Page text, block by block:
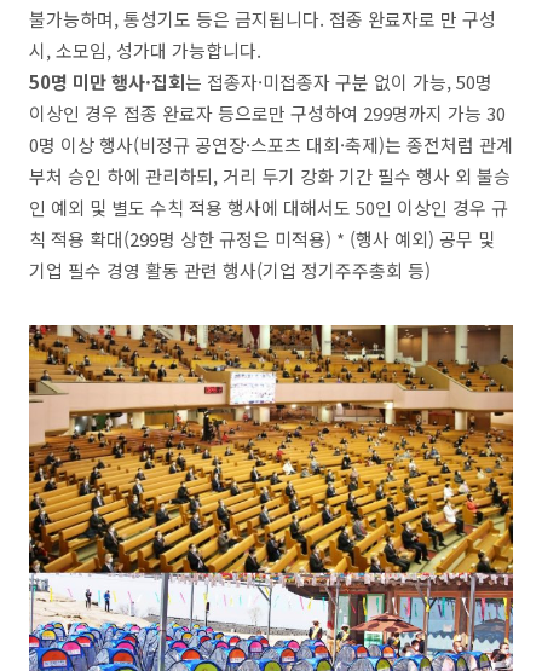
불가능하며, 통성기도 등은 금지됩니다. 접종 완료자로 만 구성
시, 소모임, 성가대 가능합니다.
50명 미만 행사·집회는 접종자·미접종자 구분 없이 가능, 50명
이상인 경우 접종 완료자 등으로만 구성하여 299명까지 가능 30
0명 이상 행사(비정규 공연장·스포츠 대회·축제)는 종전처럼 관계
부처 승인 하에 관리하되, 거리 두기 강화 기간 필수 행사 외 불승
인 예외 및 별도 수칙 적용 행사에 대해서도 50인 이상인 경우 규
칙 적용 확대(299명 상한 규정은 미적용) * (행사 예외) 공무 및
기업 필수 경영 활동 관련 행사(기업 정기주주총회 등)